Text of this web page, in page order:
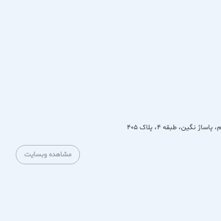
و در عین حال متناسب با آخرین ترندهای مد هستند. از مانتوهای
با کیفیتی بی‌نظیر و طراحی‌هایی چشم‌نواز تامین می‌کند.
طبقه 4، پلاک 405
مشاهده وبسایت